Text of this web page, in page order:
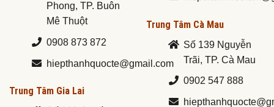
Phong, TP. Buôn
Mê Thuột
0908 873 872
hiepthanhquocte@gmail.com
Trung Tâm Gia Lai
Trung Tâm Cà Mau
Số 139 Nguyễn
Trãi, TP. Cà Mau
0902 547 888